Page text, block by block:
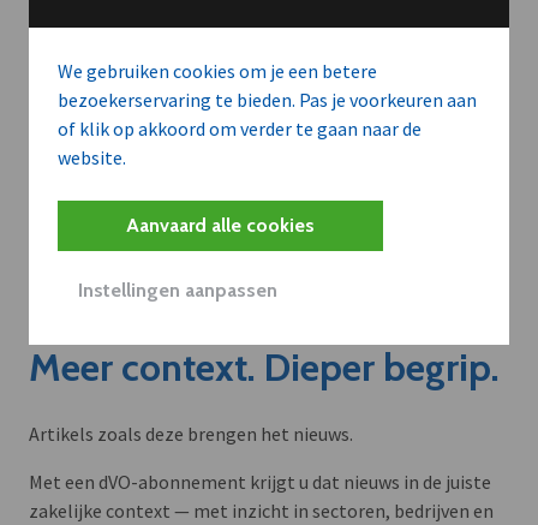
We gebruiken cookies om je een betere
bezoekerservaring te bieden. Pas je voorkeuren aan
of klik op akkoord om verder te gaan naar de
website.
Aanvaard alle cookies
Instellingen aanpassen
Meer context. Dieper begrip.
Artikels zoals deze brengen het nieuws.
Met een dVO-abonnement krijgt u dat nieuws in de juiste
zakelijke context — met inzicht in sectoren, bedrijven en